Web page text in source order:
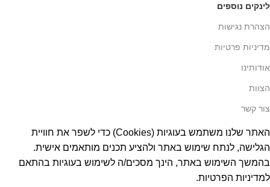
לינקים נוספים
הצהרת נגישות
מדיניות פרטיות
אודותינו
הצוות
צור קשר
האתר שלנו משתמש בעוגיות (Cookies) כדי לשפר את חוויית
הגלישה, לנתח שימוש באתר ולהציע תכנים מותאמים אישית.
בהמשך השימוש באתר, הינך מסכים/ה לשימוש בעוגיות בהתאם
למדיניות הפרטיות.